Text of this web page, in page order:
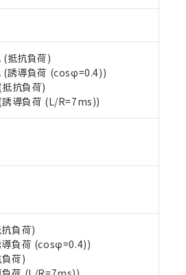
(抵抗負荷)
(誘導負荷 (cosφ=0.4))
抗負荷)
誘導負荷 (L/R=7ms))
負荷)
負荷 (cosφ=0.4))
荷)